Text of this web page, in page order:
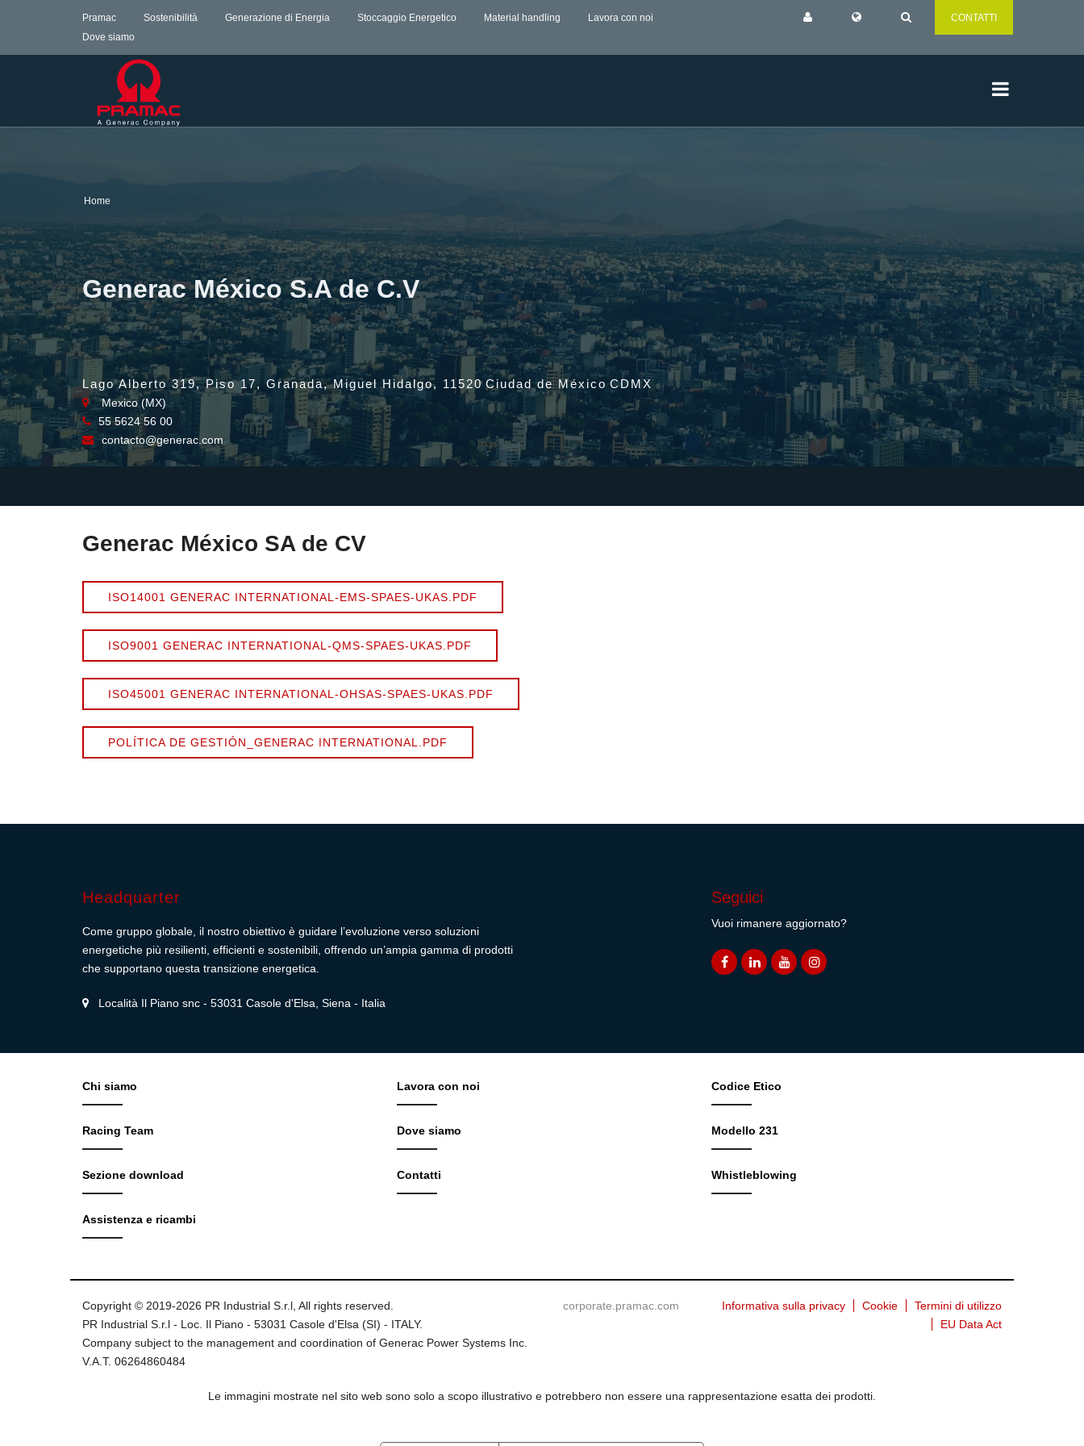
Pramac Sostenibilità Generazione di Energia Stoccaggio Energetico Material handling
Lavora con noi
Dove siamo
CONTATTI
Home
Generac México S.A de C.V
Lago Alberto 319, Piso 17, Granada, Miguel Hidalgo, 11520 Ciudad de México CDMX
Mexico (MX)
55 5624 56 00
contacto@generac.com
Generac México SA de CV
ISO14001 GENERAC INTERNATIONAL-EMS-SPAES-UKAS.PDF
ISO9001 GENERAC INTERNATIONAL-QMS-SPAES-UKAS.PDF
ISO45001 GENERAC INTERNATIONAL-OHSAS-SPAES-UKAS.PDF
POLÍTICA DE GESTIÓN_GENERAC INTERNATIONAL.PDF
Headquarter
Come gruppo globale, il nostro obiettivo è guidare l’evoluzione verso soluzioni
energetiche più resilienti, efficienti e sostenibili, offrendo un’ampia gamma di prodotti
che supportano questa transizione energetica.
Località Il Piano snc - 53031 Casole d'Elsa, Siena - Italia
Seguici
Vuoi rimanere aggiornato?
Chi siamo
Racing Team
Sezione download
Assistenza e ricambi
Lavora con noi
Dove siamo
Contatti
Codice Etico
Modello 231
Whistleblowing
Copyright © 2019-2026 PR Industrial S.r.l, All rights reserved.
PR Industrial S.r.l - Loc. Il Piano - 53031 Casole d'Elsa (SI) - ITALY.
Company subject to the management and coordination of Generac Power Systems Inc.
V.A.T. 06264860484
corporate.pramac.com Informativa sulla privacy Cookie
Termini di utilizzo
EU Data Act
Le immagini mostrate nel sito web sono solo a scopo illustrativo e potrebbero non essere una rappresentazione esatta dei prodotti.